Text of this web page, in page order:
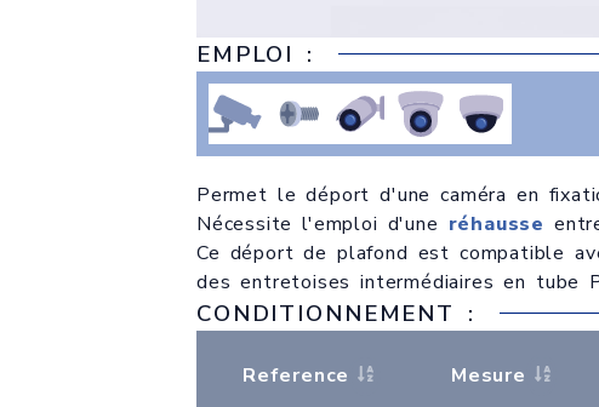
EMPLOI :
Permet le déport d'une caméra en
Nécessite l'emploi d'une réhausse
Ce déport de plafond est compatible
des entretoises intermédiaires en tube
CONDITIONNEMENT :
Reference Mesure